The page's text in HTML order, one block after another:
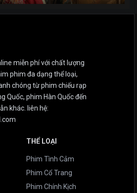
miễn phí với chất lượng
phim đa dạng thể loại,
chóng từ phim chiếu rạp
Quốc, phim Hàn Quốc đến
khác. liên hệ:
THỂ LOẠI
Phim Tình Cảm
Phim Cổ Trang
Phim Chính Kịch